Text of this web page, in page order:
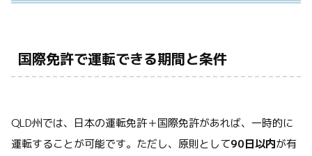
国際免許で運転できる期間と条件
QLD州では、日本の運転免許＋国際免許があれば、一時的に
運転することが可能です。ただし、原則として90日以内が有